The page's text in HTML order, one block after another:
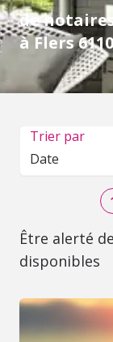
de
à Flers
Trier par
Date
Être alerté
disponibles